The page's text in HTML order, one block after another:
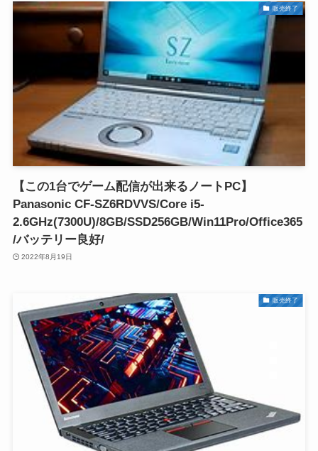
販売終了
【この1台でゲーム配信が出来るノートPC】
Panasonic CF-SZ6RDVVS/Core i5-
2.6GHz(7300U)/8GB/SSD256GB/Win11Pro/Office365
/バッテリー良好/
2022年8月19日
販売終了